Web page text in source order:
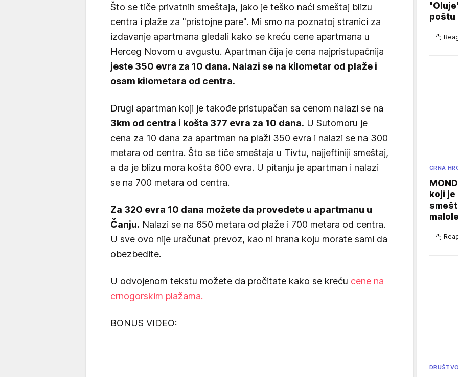
Što se tiče privatnih smeštaja, jako je teško naći smeštaj blizu
centra i plaže za "pristojne pare". Mi smo na poznatoj stranici za
izdavanje apartmana gledali kako se kreću cene apartmana u
Herceg Novom u avgustu. Apartman čija je cena najpristupačnija
jeste 350 evra za 10 dana. Nalazi se na kilometar od plaže i
osam kilometara od centra.
Drugi apartman koji je takođe pristupačan sa cenom nalazi se na
3km od centra i košta 377 evra za 10 dana. U Sutomoru je
cena za 10 dana za apartman na plaži 350 evra i nalazi se na 300
metara od centra. Što se tiče smeštaja u Tivtu, najjeftiniji smeštaj,
a da je blizu mora košta 600 evra. U pitanju je apartman i nalazi
se na 700 metara od centra.
Za 320 evra 10 dana možete da provedete u apartmanu u
Čanju. Nalazi se na 650 metara od plaže i 700 metara od centra.
U sve ovo nije uračunat prevoz, kao ni hrana koju morate sami da
obezbedite.
U odvojenom tekstu možete da pročitate kako se kreću cene na
crnogorskim plažama.
BONUS VIDEO:
poštu
CRNA
koji je
DRUŠTVO